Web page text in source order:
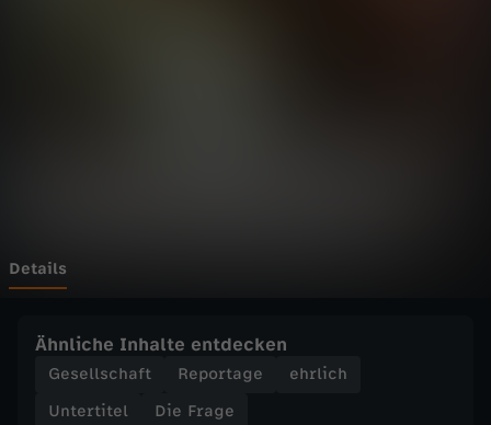
M
i
Details
Ähnliche Inhalte entdecken
Gesellschaft Reportage
ehrlich
Untertitel
Die Frage